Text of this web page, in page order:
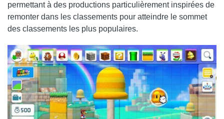
permettant à des productions particulièrement inspirées de
remonter dans les classements pour atteindre le sommet
des classements les plus populaires.